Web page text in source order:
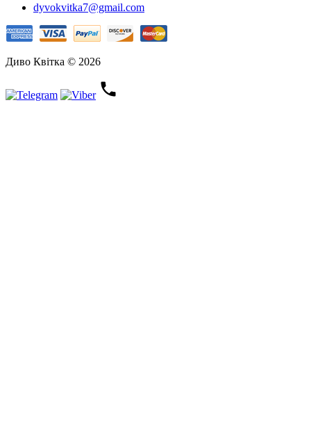
dyvokvitka7@gmail.com
Диво Квітка © 2026